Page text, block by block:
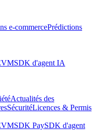
e-commercePrédictions
SDK d'agent IA
Actualités des
SécuritéLicences & Permis
SDK PaySDK d'agent